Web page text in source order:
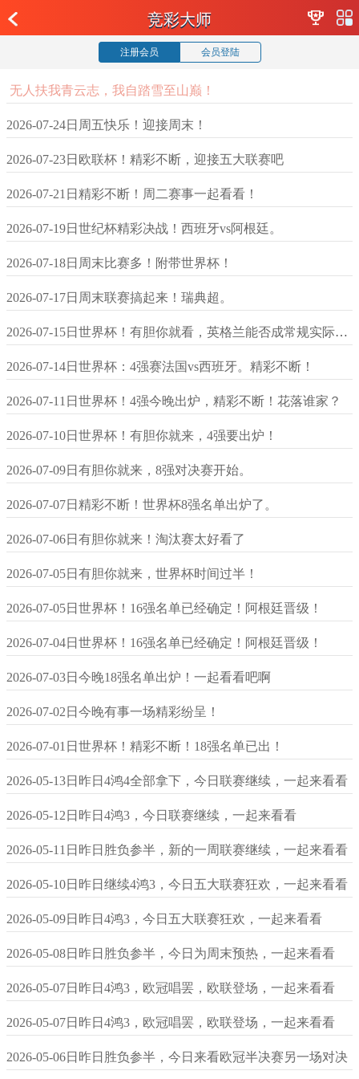
竞彩大师
注册会员 会员登陆
无人扶我青云志，我自踏雪至山巅！
2026-07-24日周五快乐！迎接周末！
2026-07-23日欧联杯！精彩不断，迎接五大联赛吧
2026-07-21日精彩不断！周二赛事一起看看！
2026-07-19日世纪杯精彩决战！西班牙vs阿根廷。
2026-07-18日周末比赛多！附带世界杯！
2026-07-17日周末联赛搞起来！瑞典超。
2026-07-15日世界杯！有胆你就看，英格兰能否成常规实际晋级？
2026-07-14日世界杯：4强赛法国vs西班牙。精彩不断！
2026-07-11日世界杯！4强今晚出炉，精彩不断！花落谁家？
2026-07-10日世界杯！有胆你就来，4强要出炉！
2026-07-09日有胆你就来，8强对决赛开始。
2026-07-07日精彩不断！世界杯8强名单出炉了。
2026-07-06日有胆你就来！淘汰赛太好看了
2026-07-05日有胆你就来，世界杯时间过半！
2026-07-05日世界杯！16强名单已经确定！阿根廷晋级！
2026-07-04日世界杯！16强名单已经确定！阿根廷晋级！
2026-07-03日今晚18强名单出炉！一起看看吧啊
2026-07-02日今晚有事一场精彩纷呈！
2026-07-01日世界杯！精彩不断！18强名单已出！
2026-05-13日昨日4鸿4全部拿下，今日联赛继续，一起来看看
2026-05-12日昨日4鸿3，今日联赛继续，一起来看看
2026-05-11日昨日胜负参半，新的一周联赛继续，一起来看看
2026-05-10日昨日继续4鸿3，今日五大联赛狂欢，一起来看看
2026-05-09日昨日4鸿3，今日五大联赛狂欢，一起来看看
2026-05-08日昨日胜负参半，今日为周末预热，一起来看看
2026-05-07日昨日4鸿3，欧冠唱罢，欧联登场，一起来看看
2026-05-07日昨日4鸿3，欧冠唱罢，欧联登场，一起来看看
2026-05-06日昨日胜负参半，今日来看欧冠半决赛另一场对决